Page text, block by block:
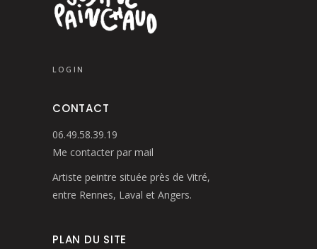
LOGIN
CONTACT
06.49.58.39.19
Me contacter par mail
Artiste peintre située près de Vitré,
entre Rennes, Laval et Angers.
PLAN DU SITE